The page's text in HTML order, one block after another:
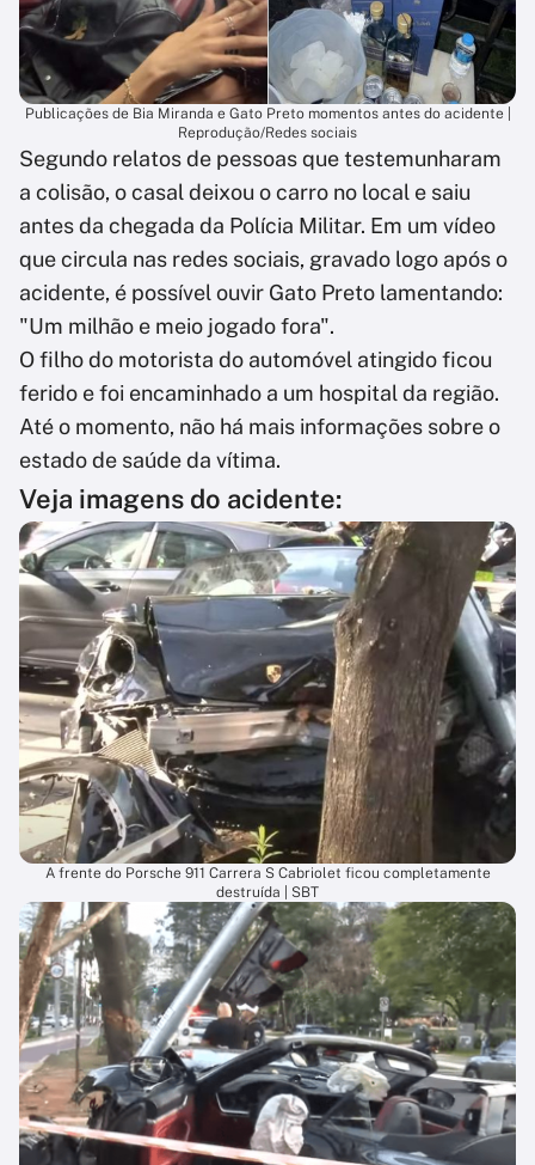
Publicações de Bia Miranda e Gato Preto momentos antes do acidente |
Reprodução/Redes sociais
Segundo relatos de pessoas que testemunharam
a colisão, o casal deixou o carro no local e saiu
antes da chegada da Polícia Militar. Em um vídeo
que circula nas redes sociais, gravado logo após o
acidente, é possível ouvir Gato Preto lamentando:
"Um milhão e meio jogado fora".
O filho do motorista do automóvel atingido ficou
ferido e foi encaminhado a um hospital da região.
Até o momento, não há mais informações sobre o
estado de saúde da vítima.
Veja imagens do acidente:
A frente do Porsche 911 Carrera S Cabriolet ficou completamente
destruída | SBT